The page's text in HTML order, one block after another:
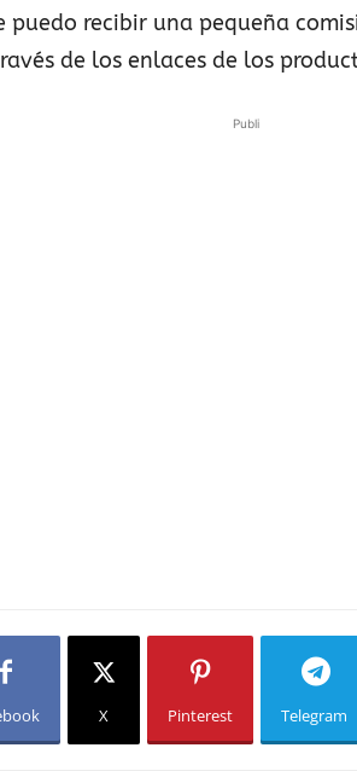
puedo recibir una pequeña
de los enlaces de los
Publi
X Pinterest Telegram